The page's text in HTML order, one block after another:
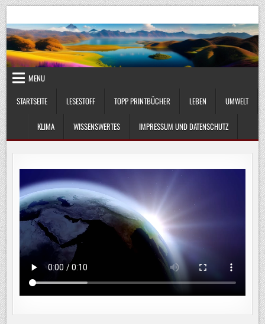
Skip
to
content
UmweltKlima.com
MENU
STARTSEITE
LESESTOFF TOPP PRINTBÜCHER LEBEN UMWELT
KLIMA WISSENSWERTES IMPRESSUM UND DATENSCHUTZ